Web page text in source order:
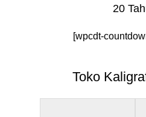
20
[wpcdt-
Toko